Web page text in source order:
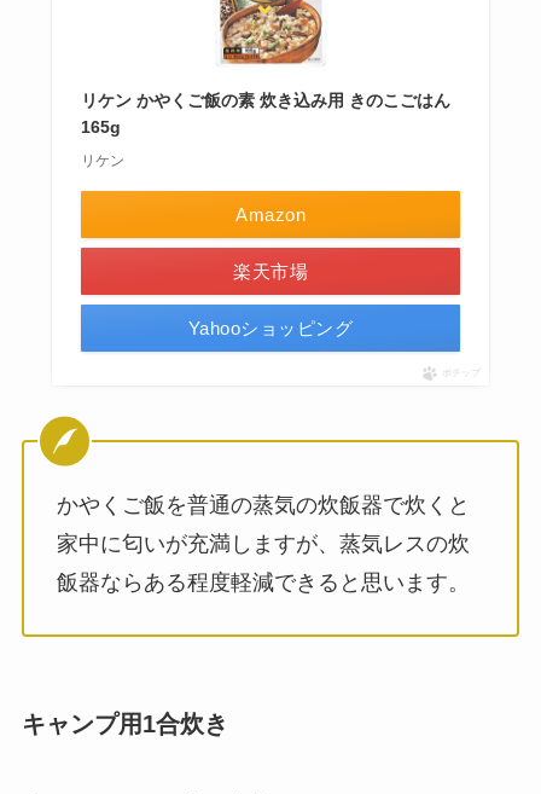
リケン かやくご飯の素 炊き込み用 きのこごはん
165g
リケン
Amazon
楽天市場
Yahooショッピング
ポチップ
かやくご飯を普通の蒸気の炊飯器で炊くと
家中に匂いが充満しますが、蒸気レスの炊
飯器ならある程度軽減できると思います。
キャンプ用1合炊き